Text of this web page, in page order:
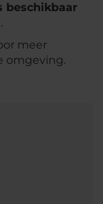
beschikbaar
.
meer
omgeving.